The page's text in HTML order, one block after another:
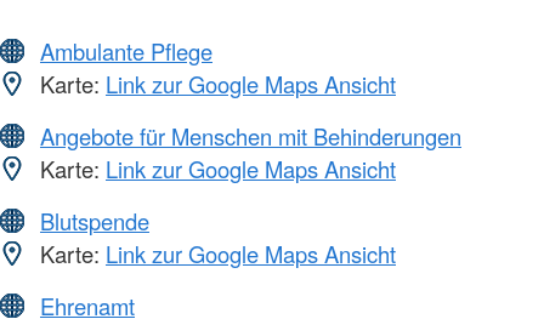
Ambulante Pflege
Karte: Link zur Google Maps Ansicht
Angebote für Menschen mit Behinderungen
Karte: Link zur Google Maps Ansicht
Blutspende
Karte: Link zur Google Maps Ansicht
Ehrenamt